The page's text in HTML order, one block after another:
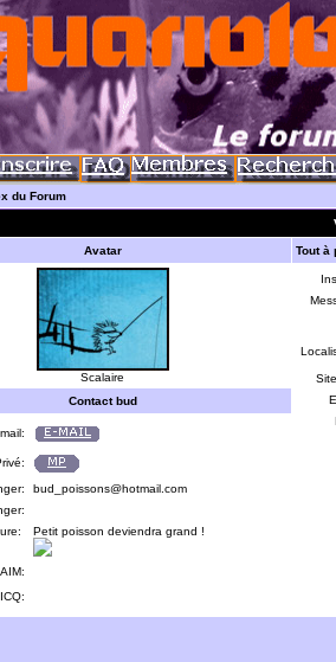
du Forum
Avatar Tout à
Scalaire
Contact bud
bud_poissons@hotmail.com
Petit poisson deviendra grand !